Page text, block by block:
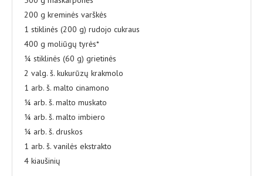
200 g kreminės varškės
1 stiklinės (200 g) rudojo cukraus
400 g moliūgų tyrės*
¼ stiklinės (60 g) grietinės
2 valg. š. kukurūzų krakmolo
1 arb. š. malto cinamono
¼ arb. š. malto muskato
¼ arb. š. malto imbiero
¼ arb. š. druskos
1 arb. š. vanilės ekstrakto
4 kiaušinių